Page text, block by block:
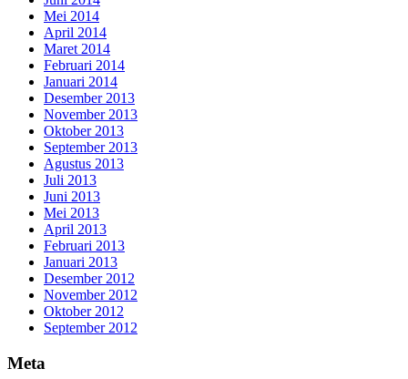
Mei 2014
April 2014
Maret 2014
Februari 2014
Januari 2014
Desember 2013
November 2013
Oktober 2013
September 2013
Agustus 2013
Juli 2013
Juni 2013
Mei 2013
April 2013
Februari 2013
Januari 2013
Desember 2012
November 2012
Oktober 2012
September 2012
Meta